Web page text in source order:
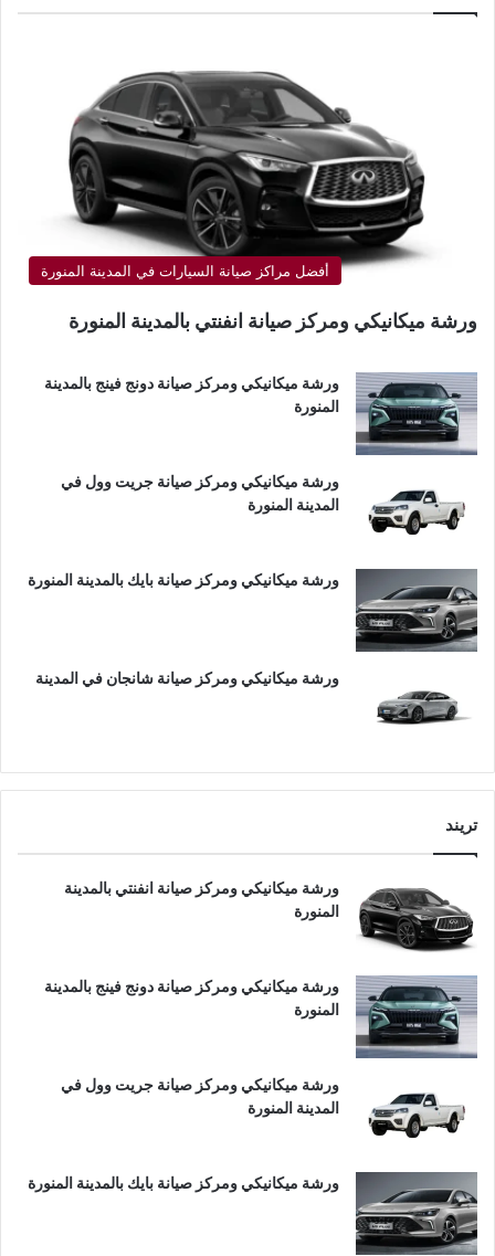
أفضل مراكز صيانة السيارات في المدينة المنورة
ورشة ميكانيكي ومركز صيانة انفنتي بالمدينة المنورة
ورشة ميكانيكي ومركز صيانة دونج فينج بالمدينة
المنورة
ورشة ميكانيكي ومركز صيانة جريت وول في
المدينة المنورة
ورشة ميكانيكي ومركز صيانة بايك بالمدينة المنورة
ورشة ميكانيكي ومركز صيانة شانجان في المدينة
تريند
ورشة ميكانيكي ومركز صيانة انفنتي بالمدينة
المنورة
ورشة ميكانيكي ومركز صيانة دونج فينج بالمدينة
المنورة
ورشة ميكانيكي ومركز صيانة جريت وول في
المدينة المنورة
ورشة ميكانيكي ومركز صيانة بايك بالمدينة المنورة